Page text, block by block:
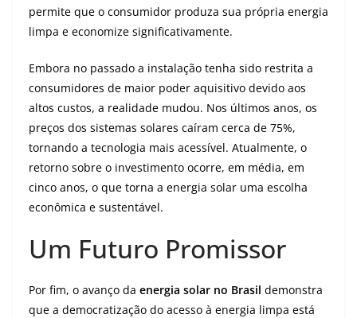
permite que o consumidor produza sua própria energia
limpa e economize significativamente.
Embora no passado a instalação tenha sido restrita a
consumidores de maior poder aquisitivo devido aos
altos custos, a realidade mudou. Nos últimos anos, os
preços dos sistemas solares caíram cerca de 75%,
tornando a tecnologia mais acessível. Atualmente, o
retorno sobre o investimento ocorre, em média, em
cinco anos, o que torna a energia solar uma escolha
econômica e sustentável.
Um Futuro Promissor
Por fim, o avanço da energia solar no Brasil demonstra
que a democratização do acesso à energia limpa está